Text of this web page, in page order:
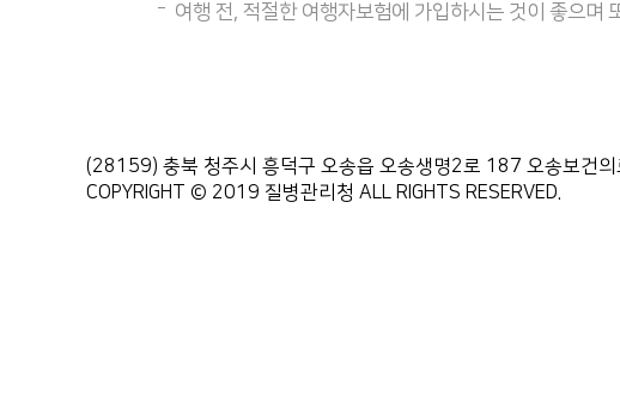
여행 전, 적절한 여행자보험에 가입하시는 것이 좋으며
(28159) 충북 청주시 흥덕구 오송읍 오송생명2로 187 오송보건
COPYRIGHT © 2019 질병관리청 ALL RIGHTS RESERVED.